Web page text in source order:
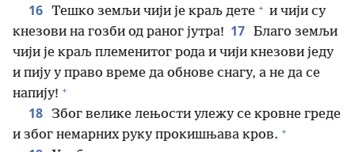
16 Тешко земљи чији је краљ дете + и чији су
кнезови на гозби од раног јутра! 17 Благо земљи
чији је краљ племенитог рода и чији кнезови једу
и пију у право време да обнове снагу, а не да се
напију! +
18 Због велике лењости улежу се кровне греде
и због немарних руку прокишњава кров. +